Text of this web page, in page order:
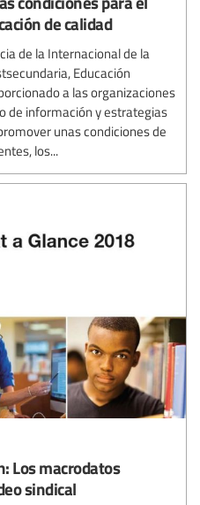
de calidad
de la Internacional de la
Educación
a las organizaciones
de información y estrategias
unas condiciones de
los...
Los macrodatos
sindical